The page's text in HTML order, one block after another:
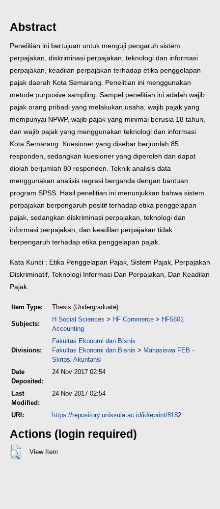
Abstract
Penelitian ini bertujuan untuk menguji pengaruh sistem
perpajakan, diskriminasi perpajakan, teknologi dan informasi
perpajakan, keadilan perpajakan terhadap etika penggelapan
pajak daerah Kota Semarang. Penelitian ini menggunakan
metode purposive sampling. Sampel penelitian ini adalah wajib
pajak orang pribadi yang melakukan usaha, wajib pajak yang
mempunyai NPWP, wajib pajak yang minimal berusia 18 tahun,
dan wajib pajak yang menggunakan teknologi dan informasi
Kota Semarang. Kuesioner yang disebar berjumlah 85
responden, sedangkan kuesioner yang diperoleh dan dapat
diolah berjumlah 80 responden. Teknik analisis data
menggunakan analisis regresi berganda dengan bantuan
program SPSS. Hasil penelitian ini menunjukkan bahwa sistem
perpajakan berpengaruh positif terhadap etika penggelapan
pajak, sedangkan diskriminasi perpajakan, teknologi dan
informasi perpajakan, dan keadilan perpajakan tidak
berpengaruh terhadap etika penggelapan pajak.
Kata Kunci : Etika Penggelapan Pajak, Sistem Pajak, Perpajakan
Diskriminatif, Teknologi Informasi Dan Perpajakan, Dan Keadilan
Pajak.
Item Type: Thesis (Undergraduate)
Subjects:
H Social Sciences > HF Commerce > HF5601
Accounting
Divisions:
Fakultas Ekonomi dan Bisnis
Fakultas Ekonomi dan Bisnis > Mahasiswa FEB -
Skripsi Akuntansi
Date
Deposited:
24 Nov 2017 02:54
Last
Modified:
24 Nov 2017 02:54
URI: https://repository.unissula.ac.id/id/eprint/8182
Actions (login required)
View Item